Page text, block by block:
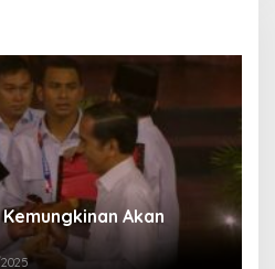
Bangun Peran
Aceh